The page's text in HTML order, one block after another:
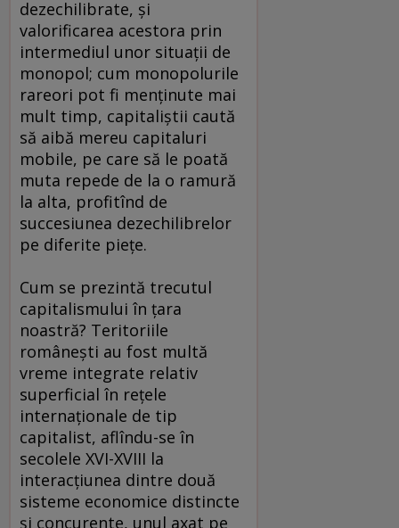
dezechilibrate, şi
valorificarea acestora prin
intermediul unor situaţii de
monopol; cum monopolurile
rareori pot fi menţinute mai
mult timp, capitaliştii caută
să aibă mereu capitaluri
mobile, pe care să le poată
muta repede de la o ramură
la alta, profitînd de
succesiunea dezechilibrelor
pe diferite pieţe.
Cum se prezintă trecutul
capitalismului în ţara
noastră? Teritoriile
româneşti au fost multă
vreme integrate relativ
superficial în reţele
internaţionale de tip
capitalist, aflîndu-se în
secolele XVI-XVIII la
interacţiunea dintre două
sisteme economice distincte
şi concurente, unul axat pe